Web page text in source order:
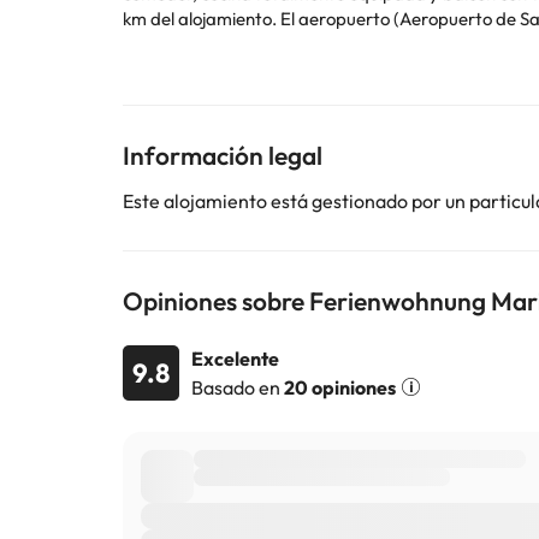
km del alojamiento. El aeropuerto (Aeropuerto de
utilizar el apartado de peticiones especiales al
Algunos de los servicios detallados pueden ser de
Información legal
Este alojamiento está gestionado por un
Opiniones sobre Ferienwohnung
9.8
Excelente
Basado en 20 opiniones